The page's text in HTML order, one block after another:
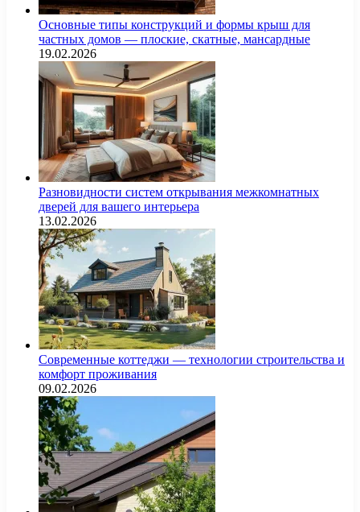
Основные типы конструкций и формы крыш для
частных домов — плоские, скатные, мансардные
19.02.2026
Разновидности систем открывания межкомнатных
дверей для вашего интерьера
13.02.2026
Современные коттеджи — технологии строительства и
комфорт проживания
09.02.2026